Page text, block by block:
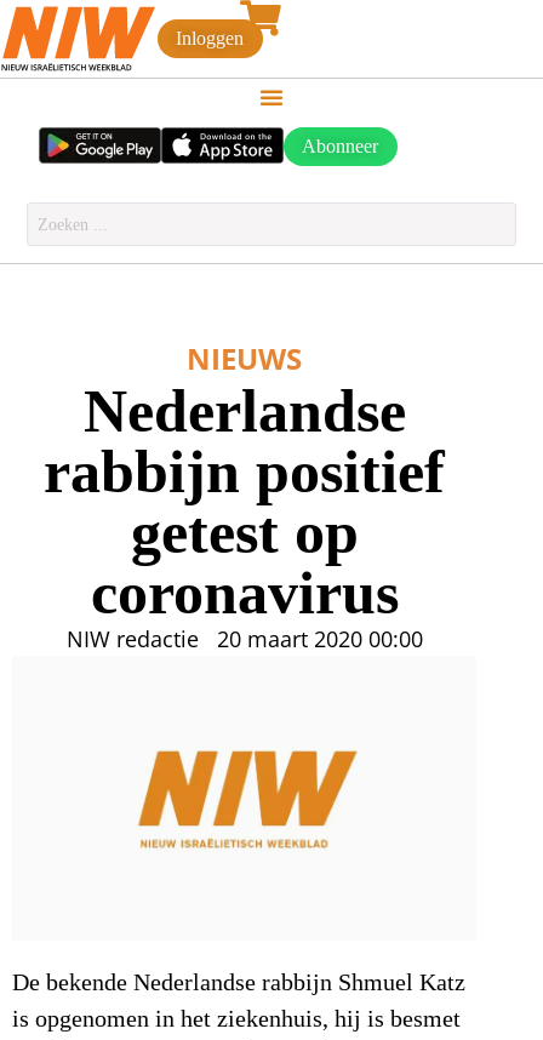
Inloggen
Abonneer
NIEUWS
Nederlandse
rabbijn positief
getest op
coronavirus
NIW redactie 20 maart 2020 00:00
De bekende Nederlandse rabbijn Shmuel Katz
is opgenomen in het ziekenhuis, hij is besmet